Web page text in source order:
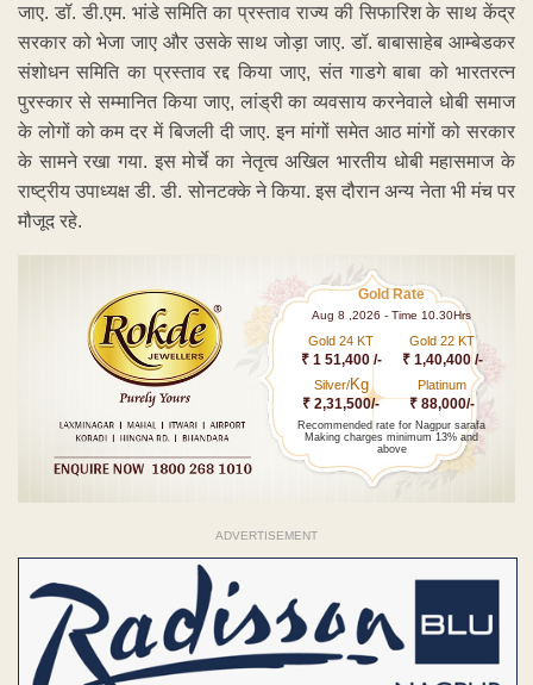
जाए. डॉ. डी.एम. भांडे समिति का प्रस्ताव राज्य की सिफारिश के साथ केंद्र
सरकार को भेजा जाए और उसके साथ जोड़ा जाए. डॉ. बाबासाहेब आम्बेडकर
संशोधन समिति का प्रस्ताव रद्द किया जाए, संत गाडगे बाबा को भारतरत्न
पुरस्कार से सम्मानित किया जाए, लांड्री का व्यवसाय करनेवाले धोबी समाज
के लोगों को कम दर में बिजली दी जाए. इन मांगों समेत आठ मांगों को सरकार
के सामने रखा गया. इस मोर्चे का नेतृत्व अखिल भारतीय धोबी महासमाज के
राष्ट्रीय उपाध्यक्ष डी. डी. सोनटक्के ने किया. इस दौरान अन्य नेता भी मंच पर
मौजूद रहे.
Gold Rate
Aug 8 ,2026 - Time 10.30Hrs
Gold 24 KT
₹ 1 51,400 /-
Gold 22 KT
₹ 1,40,400 /-
Silver/Kg
₹ 2,31,500/-
Platinum
₹ 88,000/-
Recommended rate for Nagpur sarafa
Making charges minimum 13% and
above
ADVERTISEMENT